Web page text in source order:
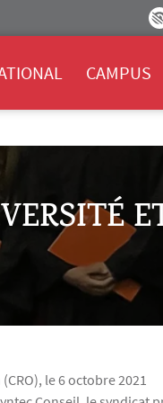
CAMPUS
le 6 octobre 2021